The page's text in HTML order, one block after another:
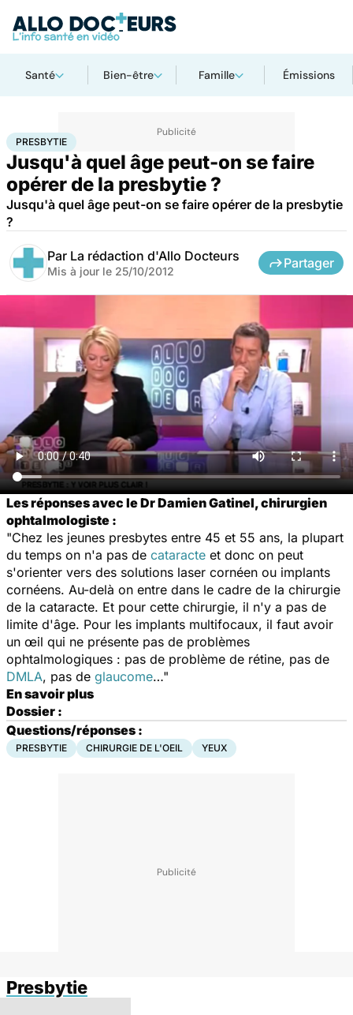
Santé Bien-être Famille Émissions
AccueilSanté Maladies
PRESBYTIE
Jusqu'à quel âge peut-on se faire
opérer de la presbytie ?
Jusqu'à quel âge peut-on se faire opérer de la presbytie
?
Par La rédaction d'Allo Docteurs
Mis à jour le 25/10/2012
Partager
Les réponses avec le Dr Damien Gatinel, chirurgien
ophtalmologiste :
"Chez les jeunes presbytes entre 45 et 55 ans, la plupart
du temps on n'a pas de cataracte et donc on peut
s'orienter vers des solutions laser cornéen ou implants
cornéens. Au-delà on entre dans le cadre de la chirurgie
de la cataracte. Et pour cette chirurgie, il n'y a pas de
limite d'âge. Pour les implants multifocaux, il faut avoir
un œil qui ne présente pas de problèmes
ophtalmologiques : pas de problème de rétine, pas de
DMLA, pas de glaucome…"
En savoir plus
Dossier :
Questions/réponses :
PRESBYTIE CHIRURGIE DE L'OEIL YEUX
Presbytie